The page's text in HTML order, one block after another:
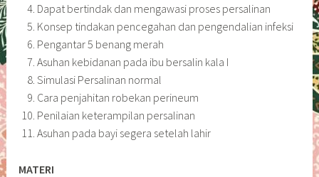
Dapat bertindak dan mengawasi proses persalinan
Konsep tindakan pencegahan dan pengendalian infeksi
Pengantar 5 benang merah
Asuhan kebidanan pada ibu bersalin kala I
Simulasi Persalinan normal
Cara penjahitan robekan perineum
Penilaian keterampilan persalinan
Asuhan pada bayi segera setelah lahir
MATERI